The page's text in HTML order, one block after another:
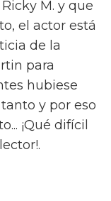
M. y que
el actor está
de la
para
hubiese
y por eso
¡Qué difícil